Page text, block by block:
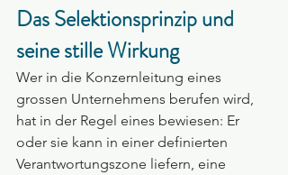
Das Selektionsprinzip und
seine stille Wirkung
Wer in die Konzernleitung eines
grossen Unternehmens berufen wird,
hat in der Regel eines bewiesen: Er
oder sie kann in einer definierten
Verantwortungszone liefern, eine